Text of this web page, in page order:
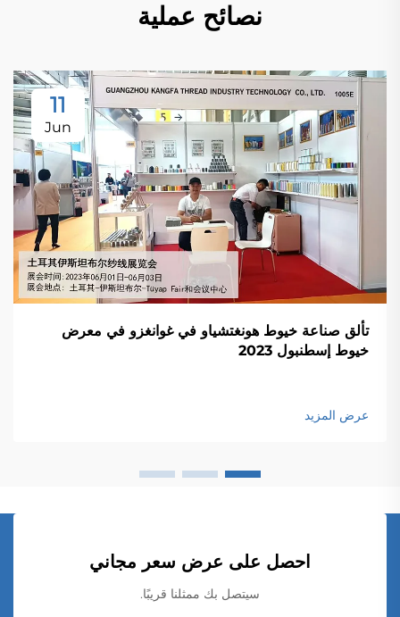
نصائح عملية
11
Jun
تألق صناعة خيوط هونغتشياو في غوانغزو في معرض
خيوط إسطنبول 2023
عرض المزيد
احصل على عرض سعر مجاني
سيتصل بك ممثلنا قريبًا.